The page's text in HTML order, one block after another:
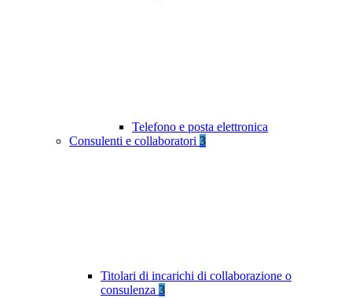
Telefono e posta elettronica
Consulenti e collaboratori 3
Titolari di incarichi di collaborazione o
consulenza 3